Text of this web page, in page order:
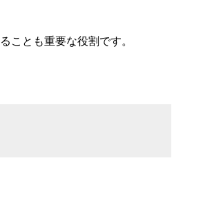
とも重要な役割です。